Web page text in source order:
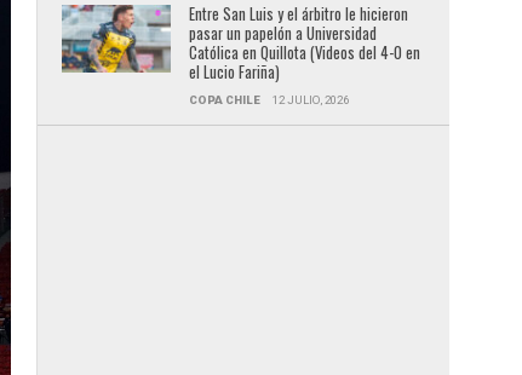
Entre San Luis y el árbitro le hicieron
pasar un papelón a Universidad
Católica en Quillota (Videos del 4-0 en
el Lucio Fariña)
COPA CHILE 12 JULIO, 2026